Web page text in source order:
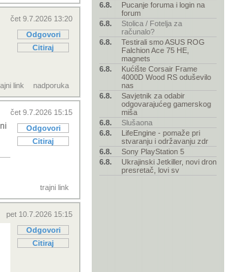
čet 9.7.2026 13:20
Odgovori
Citiraj
link nadporuka
čet 9.7.2026 15:15
Odgovori
Citiraj
trajni link
pet 10.7.2026 15:15
Odgovori
Citiraj
6.8.
Pucanje foruma i login na
forum
6.8.
Stolica / Fotelja za
računalo?
6.8.
Testirali smo ASUS ROG
Falchion Ace 75 HE,
magnets
6.8.
Kućište Corsair Frame
4000D Wood RS oduševilo
nas
6.8.
Savjetnik za odabir
odgovarajućeg gamerskog
miša
6.8.
Slušaona
6.8.
LifeEngine - pomaže pri
stvaranju i održavanju zdr
6.8.
Sony PlayStation 5
6.8.
Ukrajinski Jetkiller, novi dron
presretač, lovi sv